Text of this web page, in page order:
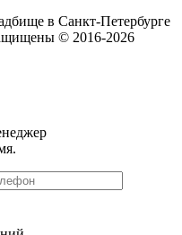
в Санкт-Петербурге
© 2016-2026